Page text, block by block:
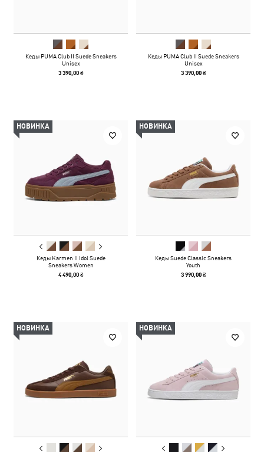
Кеды PUMA Club II Suede Sneakers
Unisex
3 390,00 ₴
Кеды PUMA Club II Suede Sneakers
Unisex
3 390,00 ₴
НОВИНКА
Кеды Karmen II Idol Suede
Sneakers Women
4 490,00 ₴
НОВИНКА
Кеды Suede Classic Sneakers
Youth
3 990,00 ₴
НОВИНКА НОВИНКА